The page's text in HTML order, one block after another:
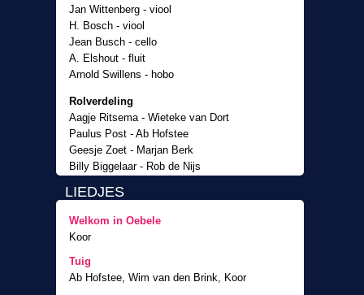
Jan Wittenberg - viool
H. Bosch - viool
Jean Busch - cello
A. Elshout - fluit
Arnold Swillens - hobo
Rolverdeling
Aagje Ritsema - Wieteke van Dort
Paulus Post - Ab Hofstee
Geesje Zoet - Marjan Berk
Billy Biggelaar - Rob de Nijs
Omroepkoor onder leiding van Henk van der
Velde, Balletbuitelaars onder leiding van Olga
Dzialiner
Gastrollen
Engelbracht Krullemuller - Wim van den Brink
LIEDJES
Welkom in Oebele
Koor
Tuig
Ab Hofstee, Wim van den Brink, Koor